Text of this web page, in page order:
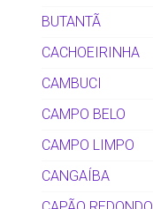
BUTANTÃ
CACHOEIRINHA
CAMBUCI
CAMPO BELO
CAMPO LIMPO
CANGAÍBA